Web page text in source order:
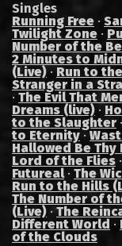
Singles
Running Free ·
Twilight Zone ·
Number of the
2 Minutes to
(Live) · Run to
Stranger in a
· The Evil That
Dreams (live) ·
to the Slaughter ·
to Eternity ·
Hallowed Be Thy
Lord of the Flies
Futureal· The
Run to the Hills
The Number of
(Live) · The
Different World ·
of the Clouds